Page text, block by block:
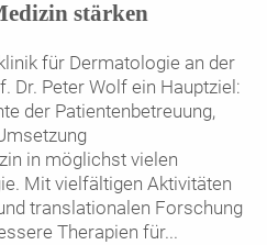
stärken
für Dermatologie an der
Dr. Peter Wolf ein Hauptziel:
der ­Patientenbetreuung,
in möglichst vielen
Mit vielfältigen Aktivitäten
translationalen Forschung
Therapien für...